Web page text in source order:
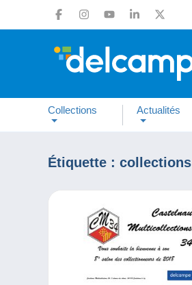
Collections Actualités
Étiquette :